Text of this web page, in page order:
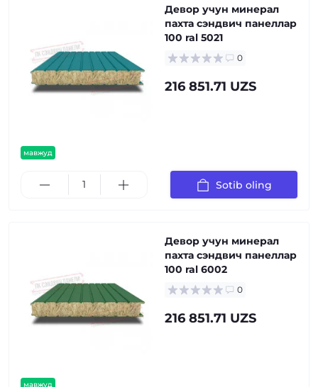
мавжуд
Девор учун минерал
пахта сэндвич панеллар
100 ral 5021
0
216 851.71 UZS
Sotib oling
мавжуд
Девор учун минерал
пахта сэндвич панеллар
100 ral 6002
0
216 851.71 UZS